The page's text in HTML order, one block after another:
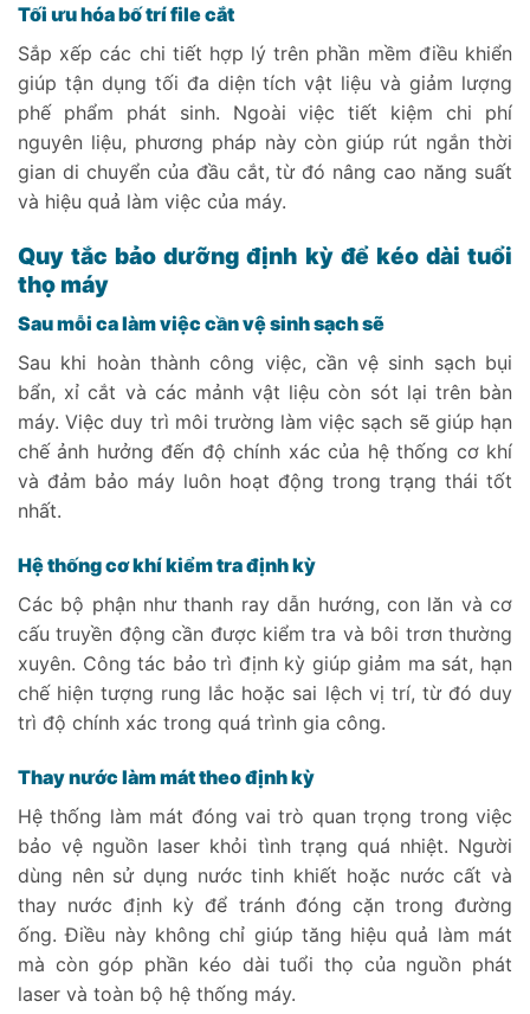
Tối ưu hóa bố trí file cắt
Sắp xếp các chi tiết hợp lý trên phần mềm điều khiển
giúp tận dụng tối đa diện tích vật liệu và giảm lượng
phế phẩm phát sinh. Ngoài việc tiết kiệm chi phí
nguyên liệu, phương pháp này còn giúp rút ngắn thời
gian di chuyển của đầu cắt, từ đó nâng cao năng suất
và hiệu quả làm việc của máy.
Quy tắc bảo dưỡng định kỳ để kéo dài tuổi
thọ máy
Sau mỗi ca làm việc cần vệ sinh sạch sẽ
Sau khi hoàn thành công việc, cần vệ sinh sạch bụi
bẩn, xỉ cắt và các mảnh vật liệu còn sót lại trên bàn
máy. Việc duy trì môi trường làm việc sạch sẽ giúp hạn
chế ảnh hưởng đến độ chính xác của hệ thống cơ khí
và đảm bảo máy luôn hoạt động trong trạng thái tốt
nhất.
Hệ thống cơ khí kiểm tra định kỳ
Các bộ phận như thanh ray dẫn hướng, con lăn và cơ
cấu truyền động cần được kiểm tra và bôi trơn thường
xuyên. Công tác bảo trì định kỳ giúp giảm ma sát, hạn
chế hiện tượng rung lắc hoặc sai lệch vị trí, từ đó duy
trì độ chính xác trong quá trình gia công.
Thay nước làm mát theo định kỳ
Hệ thống làm mát đóng vai trò quan trọng trong việc
bảo vệ nguồn laser khỏi tình trạng quá nhiệt. Người
dùng nên sử dụng nước tinh khiết hoặc nước cất và
thay nước định kỳ để tránh đóng cặn trong đường
ống. Điều này không chỉ giúp tăng hiệu quả làm mát
mà còn góp phần kéo dài tuổi thọ của nguồn phát
laser và toàn bộ hệ thống máy.